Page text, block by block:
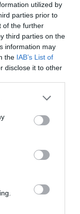
utilized by
parties prior to
of the further
third parties on the
information may
the IAB’s List of
disclose it to other
or more Google
You may click to
party tags to
in below Google
per parlare a
del Pd